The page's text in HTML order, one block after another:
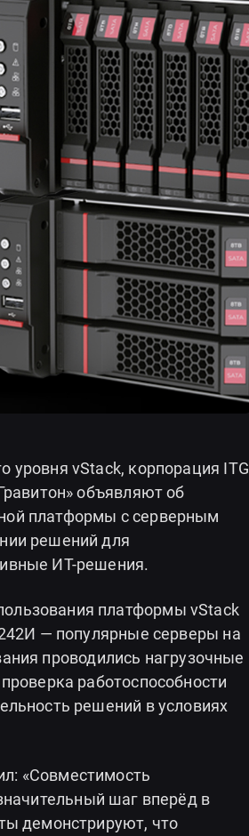
уровня vStack, корпорация ITG
объявляют об
платформы с серверным
решений для
ИТ-решения.
платформы vStack
— популярные серверы на
проводились нагрузочные
работоспособности
решений в условиях
«Совместимость
шаг вперёд в
демонстрируют, что